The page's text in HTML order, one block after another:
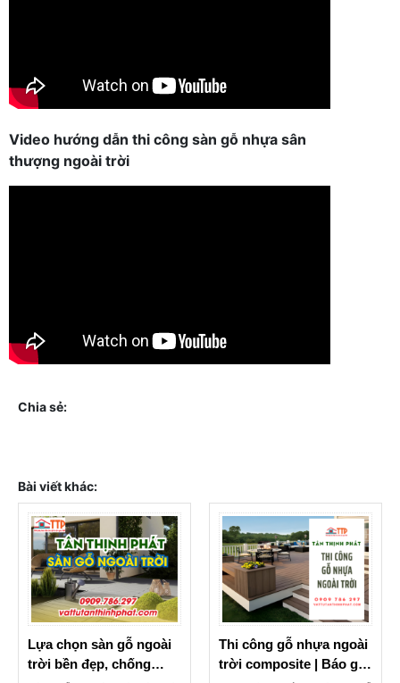
Video hướng dẫn thi công sàn gỗ nhựa sân
thượng ngoài trời
Chia sẻ:
Bài viết khác:
Lựa chọn sàn gỗ ngoài
trời bền đẹp, chống
Thi công gỗ nhựa ngoài
trời composite | Báo giá